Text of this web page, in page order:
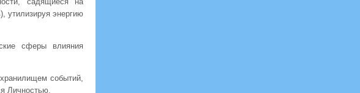
утилизируя энергию
сферы влияния
событий,
Личностью.